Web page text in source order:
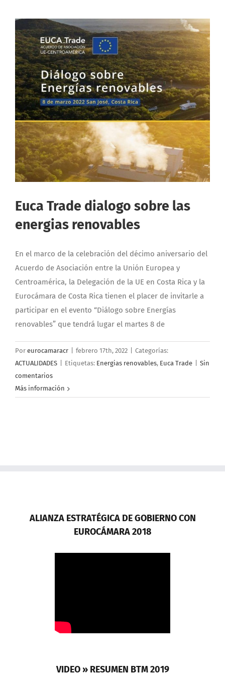
Euca Trade dialogo sobre las
energias renovables
En el marco de la celebración del décimo aniversario del
Acuerdo de Asociación entre la Unión Europea y
Centroamérica, la Delegación de la UE en Costa Rica y la
Eurocámara de Costa Rica tienen el placer de invitarle a
participar en el evento “Diálogo sobre Energías
renovables” que tendrá lugar el martes 8 de
Por eurocamaracr febrero 17th, 2022
Categorías:
ACTUALIDADES
Etiquetas: Energias renovables, Euca Trade
Sin
comentarios
Más información
ALIANZA ESTRATÉGICA DE GOBIERNO CON
EUROCÁMARA 2018
VIDEO » RESUMEN BTM 2019